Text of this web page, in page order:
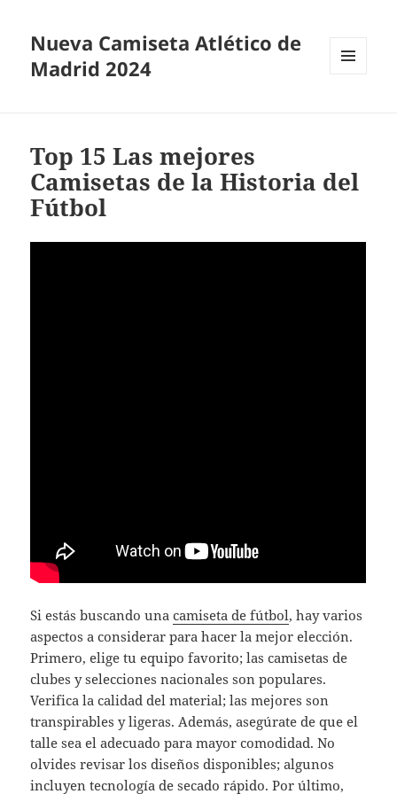
Nueva Camiseta Atlético de
Madrid 2024
Top 15 Las mejores
Camisetas de la Historia del
Fútbol
Si estás buscando unacamiseta de fútbol, hay varios
aspectos a considerar para hacer la mejor elección.
Primero, elige tu equipo favorito; las camisetas de
clubes y selecciones nacionales son populares.
Verifica la calidad del material; las mejores son
transpirables y ligeras. Además, asegúrate de que el
talle sea el adecuado para mayor comodidad. No
olvides revisar los diseños disponibles; algunos
incluyen tecnología de secado rápido. Por último,